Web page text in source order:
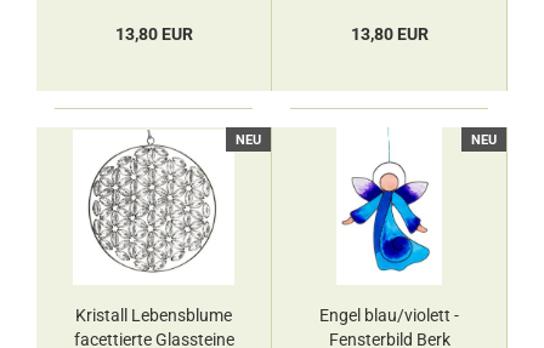
13,80 EUR 13,80 EUR
NEU
Kristall Lebensblume
facettierte Glassteine
NEU
Engel blau/violett -
Fensterbild Berk